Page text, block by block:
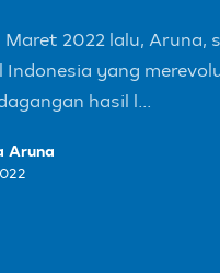
Maret 2022 lalu, Aruna,
Indonesia yang
hasil l...
Aruna